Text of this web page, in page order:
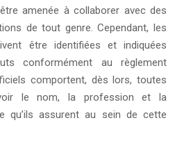
amenée à collaborer avec des
de tout genre. Cependant, les
être identifiées et indiquées
conformément au règlement
comportent, dès lors, toutes
le nom, la profession et la
qu’ils assurent au sein de cette